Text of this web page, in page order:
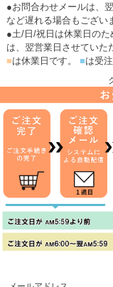
●お問合わせメールは、
など遅れる場合もござ
●土/日/祝日は休業日の
は、翌営業日させていた
■は休業日です。 ■は受